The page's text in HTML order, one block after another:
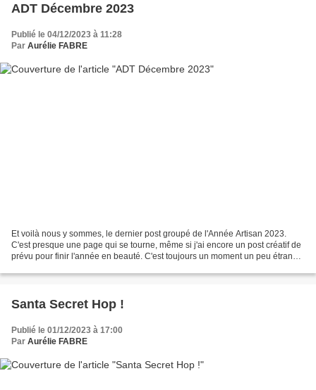
ADT Décembre 2023
Publié le 04/12/2023 à 11:28
Par Aurélie FABRE
Et voilà nous y sommes, le dernier post groupé de l'Année Artisan 2023.
C'est presque une page qui se tourne, même si j'ai encore un post créatif de
prévu pour finir l'année en beauté. C'est toujours un moment un peu étrange
Santa Secret Hop !
Publié le 01/12/2023 à 17:00
Par Aurélie FABRE